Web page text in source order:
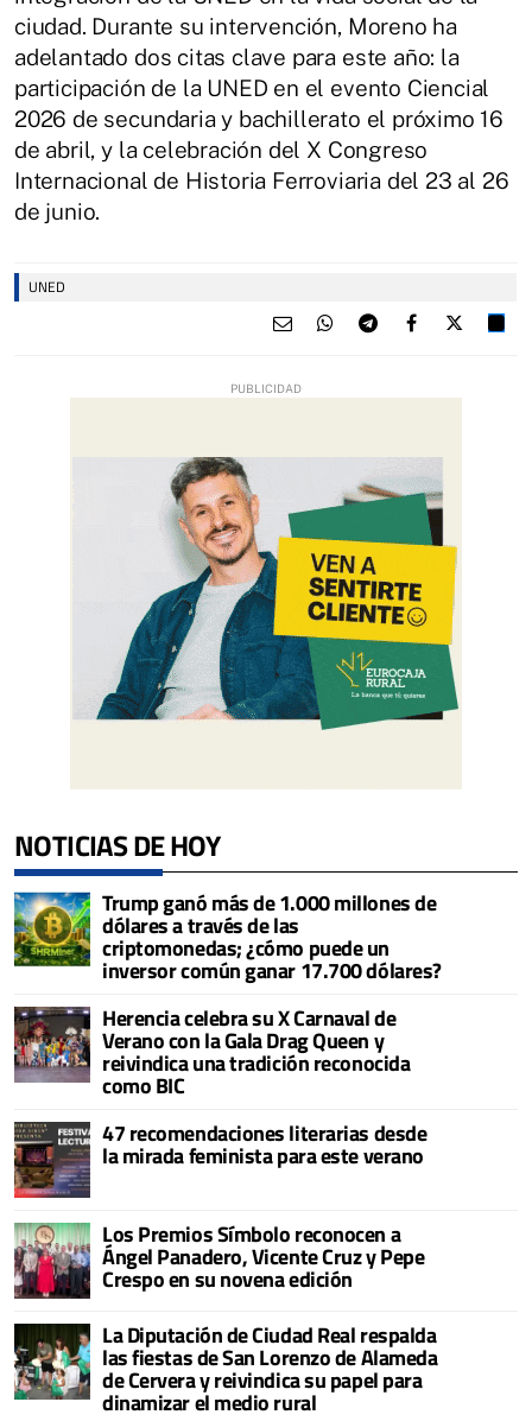
ciudad. Durante su intervención, Moreno ha
adelantado dos citas clave para este año: la
participación de la UNED en el evento Ciencial
2026 de secundaria y bachillerato el próximo 16
de abril, y la celebración del X Congreso
Internacional de Historia Ferroviaria del 23 al 26
de junio.
UNED
NOTICIAS DE HOY
Trump ganó más de 1.000 millones de
dólares a través de las
criptomonedas; ¿cómo puede un
inversor común ganar 17.700 dólares?
Herencia celebra su X Carnaval de
Verano con la Gala Drag Queen y
reivindica una tradición reconocida
como BIC
47 recomendaciones literarias desde
la mirada feminista para este verano
Los Premios Símbolo reconocen a
Ángel Panadero, Vicente Cruz y Pepe
Crespo en su novena edición
La Diputación de Ciudad Real respalda
las fiestas de San Lorenzo de Alameda
de Cervera y reivindica su papel para
dinamizar el medio rural